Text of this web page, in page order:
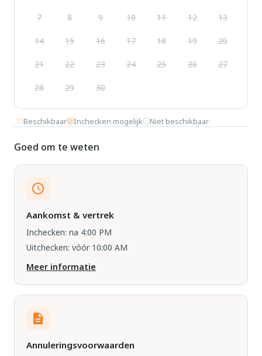
7 8 9 10 11 12 13
14 15 16 17 18 19 20
21 22 23 24 25 26 27
28 29 30
Beschikbaar Inchecken mogelijk Niet beschikbaar
Goed om te weten
Aankomst & vertrek
Inchecken: na 4:00 PM
Uitchecken: vóór 10:00 AM
Meer informatie
Annuleringsvoorwaarden